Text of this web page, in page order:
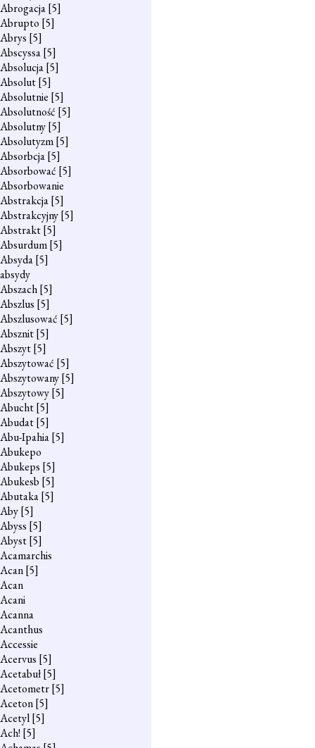
Abrogacja[5]
Abrupto [5]
Abrys [5]
Abscyssa[5]
Absolucja[5]
Absolut[5]
Absolutnie [5]
Absolutność [5]
Absolutny[5]
Absolutyzm[5]
Absorbcja[5]
Absorbować [5]
Absorbowanie
Abstrakcja[5]
Abstrakcyjny[5]
Abstrakt[5]
Absurdum[5]
Absyda[5]
absydy
Abszach[5]
Abszlus [5]
Abszlusować [5]
Absznit[5]
Abszyt[5]
Abszytować [5]
Abszytowany[5]
Abszytowy[5]
Abucht[5]
Abudat[5]
Abu-Ipahia[5]
Abukepo
Abukeps [5]
Abukesb [5]
Abutaka[5]
Aby[5]
Abyss [5]
Abyst[5]
Acamarchis
Acan[5]
Acan
Acani
Acanna
Acanthus
Accessie
Acervus [5]
Acetabuł[5]
Acetometr[5]
Aceton[5]
Acetyl[5]
Ach! [5]